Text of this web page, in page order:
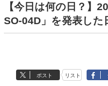
【今日は何の日？】
SO-04D」を発表した
ポスト リスト